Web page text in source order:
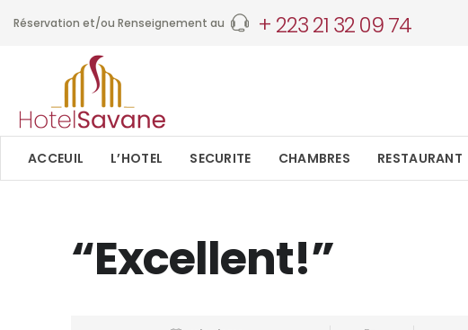
Réservation et/ou Renseignement au + 223 21 32 09 74
ACCEUIL L’HOTEL SECURITE CHAMBRES RESTAURANT
“Excellent!”